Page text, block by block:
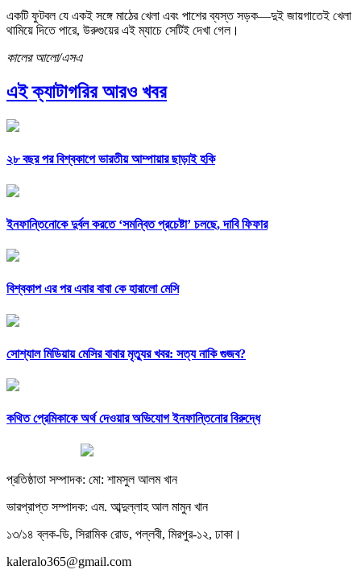
একটি ফুটবল যে একই সঙ্গে মাঠের খেলা এবং পাশের ব্যস্ত সড়ক—দুই জায়গাতেই খেলা
থামিয়ে দিতে পারে, উরুগুয়ের এই ম্যাচে সেটিই দেখা গেল।
কালের আলো/এসএ
এই ক্যাটাগরির আরও খবর
২৮ বছর পর বিশ্বকাপে ভারতীয় আম্পায়ার ছাড়াই হকি
ইনফান্তিনোকে দুর্বল করতে ‘সমন্বিত প্রচেষ্টা’ চলছে, দাবি ফিফার
বিশ্বকাপ এর পর এবার বাবা কে হারালো মেসি
সোশ্যাল মিডিয়ায় মেসির বাবার মৃত্যুর খবর: সত্য নাকি গুজব?
কথিত প্রেমিকাকে অর্থ দেওয়ার অভিযোগ ইনফান্তিনোর বিরুদ্ধে
প্রতিষ্ঠাতা সম্পাদক: মো: শামসুল আলম খান
ভারপ্রাপ্ত সম্পাদক: এম. আব্দুল্লাহ আল মামুন খান
১৩/১৪ ব্লক-ডি, সিরামিক রোড, পল্লবী, মিরপুর-১২, ঢাকা।
kaleralo365@gmail.com